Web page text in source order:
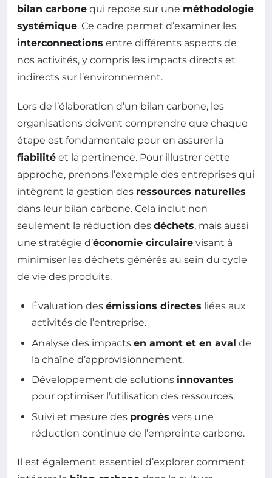
bilan carbone qui repose sur une méthodologie
systémique. Ce cadre permet d’examiner les
interconnections entre différents aspects de
nos activités, y compris les impacts directs et
indirects sur l’environnement.
Lors de l’élaboration d’un bilan carbone, les
organisations doivent comprendre que chaque
étape est fondamentale pour en assurer la
fiabilité et la pertinence. Pour illustrer cette
approche, prenons l’exemple des entreprises qui
intègrent la gestion des ressources naturelles
dans leur bilan carbone. Cela inclut non
seulement la réduction des déchets, mais aussi
une stratégie d’économie circulaire visant à
minimiser les déchets générés au sein du cycle
de vie des produits.
Évaluation des émissions directes liées aux
activités de l’entreprise.
Analyse des impacts en amont et en aval de
la chaîne d’approvisionnement.
Développement de solutions innovantes
pour optimiser l’utilisation des ressources.
Suivi et mesure des progrès vers une
réduction continue de l’empreinte carbone.
Il est également essentiel d’explorer comment